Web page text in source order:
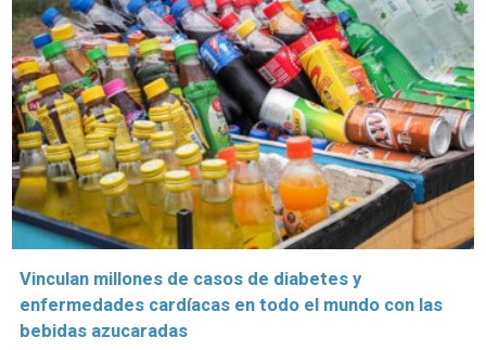
Vinculan millones de casos de diabetes y
enfermedades cardíacas en todo el mundo con las
bebidas azucaradas